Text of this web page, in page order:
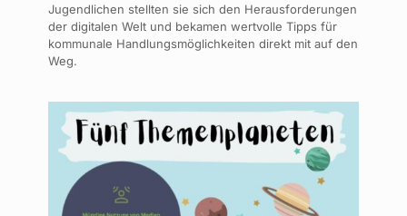
Jugendlichen stellten sie sich den Herausforderungen
der digitalen Welt und bekamen wertvolle Tipps für
kommunale Handlungsmöglichkeiten direkt mit auf den
Weg.